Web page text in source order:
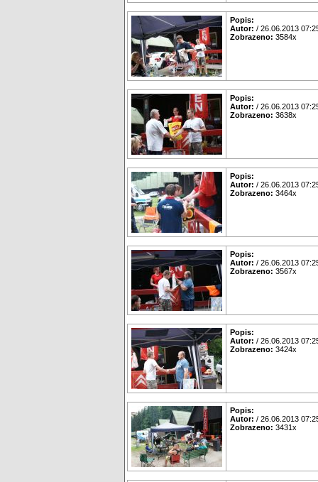
Popis:
Autor: / 26.06.2013
Zobrazeno: 3584x
Popis:
Autor: / 26.06.2013
Zobrazeno: 3638x
Popis:
Autor: / 26.06.2013
Zobrazeno: 3464x
Popis:
Autor: / 26.06.2013
Zobrazeno: 3567x
Popis:
Autor: / 26.06.2013
Zobrazeno: 3424x
Popis:
Autor: / 26.06.2013
Zobrazeno: 3431x